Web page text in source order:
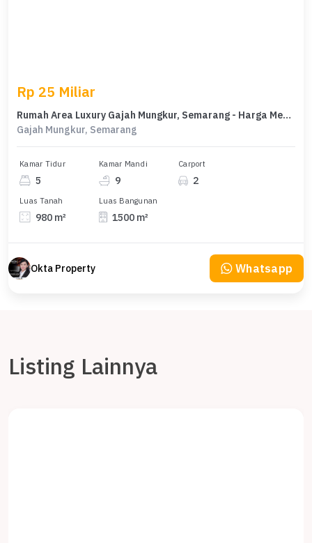
Rp 25 Miliar
Rumah Area Luxury Gajah Mungkur, Semarang - Harga Menarik 25 Miliar
Gajah Mungkur, Semarang
Kamar Tidur
5
Kamar Mandi
9
Carport
2
Luas Tanah
980 m²
Luas Bangunan
1500 m²
Okta Property Whatsapp
Listing Lainnya